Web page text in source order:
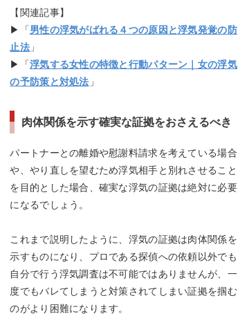
【関連記事】
▶「男性の浮気がばれる４つの原因と浮気発覚の防
止法」
▶「浮気する女性の特徴と行動パターン｜女の浮気
の予防策と対処法 」
肉体関係を示す確実な証拠をおさえるべき
パートナーとの離婚や慰謝料請求を考えている場合
や、やり直しを望むため浮気相手と別れさせること
を目的とした場合、確実な浮気の証拠は絶対に必要
になるでしょう。
これまで説明したように、浮気の証拠は肉体関係を
示すものになり、プロである探偵への依頼以外でも
自分で行う浮気調査は不可能ではありませんが、一
度でもバレてしまうと対策されてしまい証拠を掴む
のがより困難になります。